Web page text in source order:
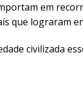
em
que lograram
civilizada